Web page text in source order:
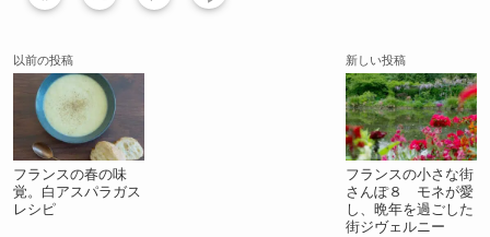
以前の投稿
フランスの春の味
覚。白アスパラガス
レシピ
新しい投稿
フランスの小さな街
さんぽ８ モネが愛
し、晩年を過ごした
街ジヴェルニー